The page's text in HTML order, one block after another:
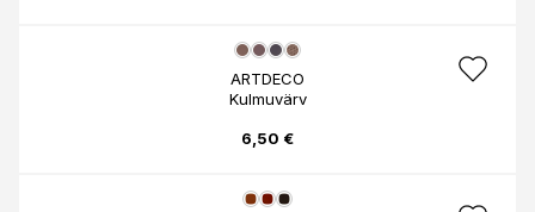
ARTDECO
Kulmuvärv
6,50 €